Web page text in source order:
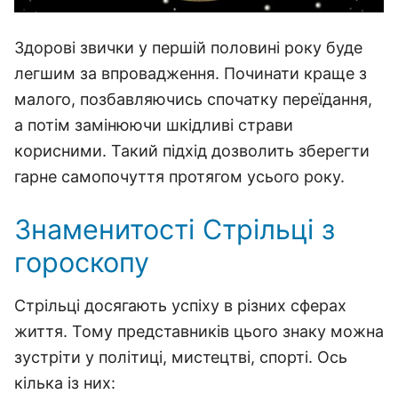
Здорові звички у першій половині року буде
легшим за впровадження. Починати краще з
малого, позбавляючись спочатку переїдання,
а потім замінюючи шкідливі страви
корисними. Такий підхід дозволить зберегти
гарне самопочуття протягом усього року.
Знаменитості Стрільці з
гороскопу
Стрільці досягають успіху в різних сферах
життя. Тому представників цього знаку можна
зустріти у політиці, мистецтві, спорті. Ось
кілька із них: